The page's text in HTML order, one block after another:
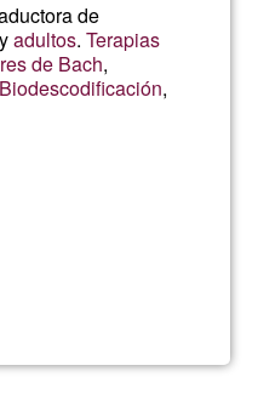
de
adultos.Terapias
de Bach,
Biodescodificación,
Virginia